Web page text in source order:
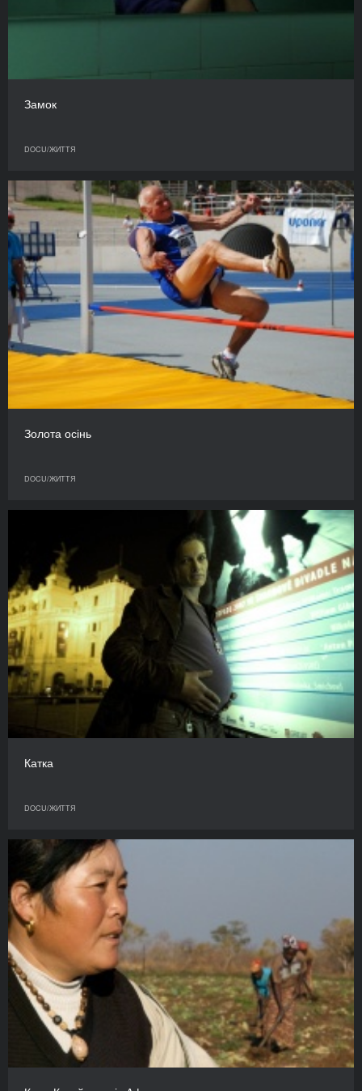
Замок
DOCU/ЖИТТЯ
Золота осінь
DOCU/ЖИТТЯ
Катка
DOCU/ЖИТТЯ